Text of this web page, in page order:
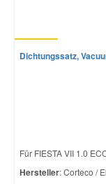
Dichtungssatz,
Für FIESTA VII 1.0
Hersteller: Corteco /
Skoda
Toyota